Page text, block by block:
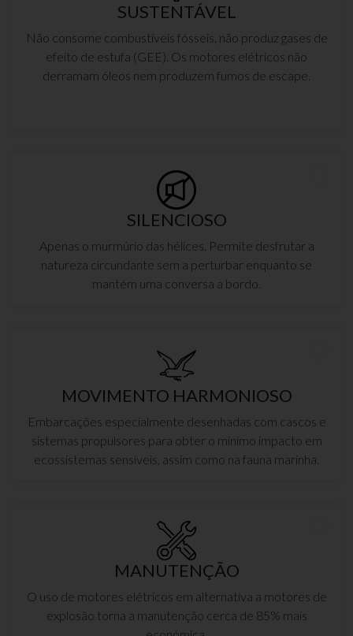
SUSTENTÁVEL
Não consome combustíveis fósseis, não produz gases de
efeito de estufa (GEE). Os motores elétricos não
derramam óleos nem produzem fumos de escape.
SILENCIOSO
Apenas o murmúrio das hélices. Permite desfrutar a
natureza circundante sem a perturbar enquanto se
mantém uma conversa a bordo.
MOVIMENTO HARMONIOSO
Embarcações especialmente desenhadas com cascos e
sistemas propulsores para obter o mínimo impacto em
ecossistemas sensíveis, assim como na fauna marinha.
MANUTENÇÃO
O uso de motores elétricos em alternativa a motores de
explosão torna a manutenção cerca de 85% mais